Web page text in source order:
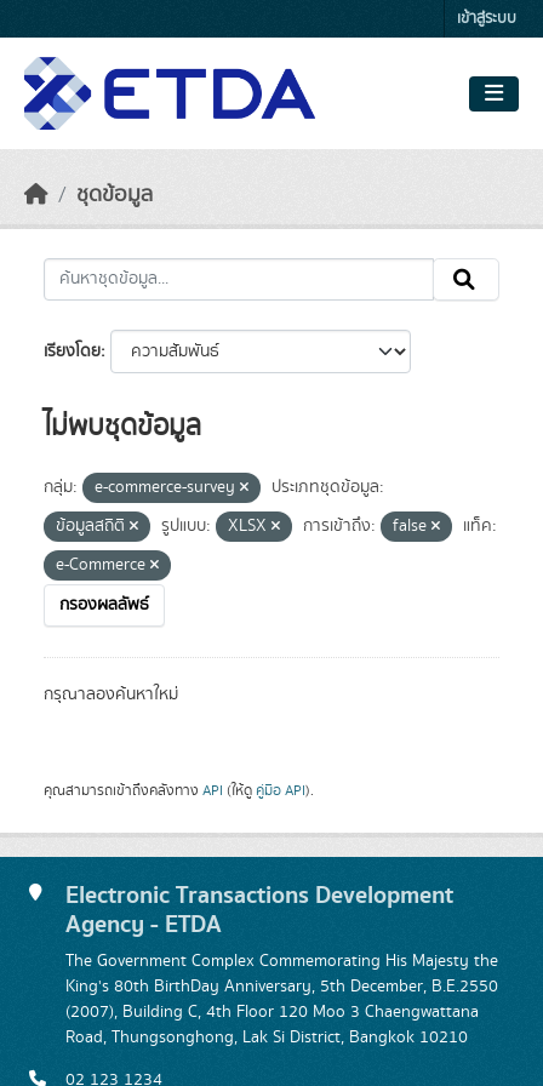
เข้าสู่ระบบ
ชุดข้อมูล
เรียงโดย
ไม่พบชุดข้อมูล
กลุ่ม: e-commerce-survey
ประเภทชุดข้อมูล:
ข้อมูลสถิติ
รูปแบบ: XLSX การเข้าถึง: false
แท็ค:
e-Commerce
กรองผลลัพธ์
กรุณาลองค้นหาใหม่
คุณสามารถเข้าถึงคลังทาง API (ให้ดู คู่มือ API).
Electronic Transactions Development
Agency - ETDA
The Government Complex Commemorating His Majesty the
King's 80th BirthDay Anniversary, 5th December, B.E.2550
(2007), Building C, 4th Floor 120 Moo 3 Chaengwattana
Road, Thungsonghong, Lak Si District, Bangkok 10210
02 123 1234